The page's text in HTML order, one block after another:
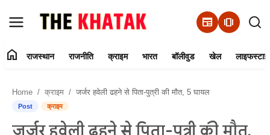
newspaper amp_stories
Contact Us
home राजस्थान राजनीति क्राइम भारत बॉलीवुड खेल
Home क्राइम जर्जर हवेली ढहने से पिता-पुत्री की मौत, 5 घायल
Post क्राइम
जर्जर हवेली ढहने से पिता-पुत्री की मौत,